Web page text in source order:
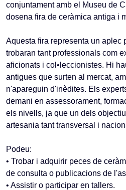
conjuntament amb el Museu de
dosena fira de ceràmica antiga i
Aquesta fira representa un aplec
trobaran tant professionals com
aficionats i col•leccionistes. Hi
antigues que surten al mercat,
n'apareguin d'inèdites. Els
demani en assessorament,
els nivells, ja que un dels
artesania tant transversal i
Podeu:
• Trobar i adquirir peces de
de consulta o publicacions de
• Assistir o participar en tallers.